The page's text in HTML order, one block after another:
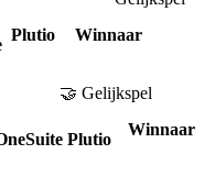
Plutio
Winnaar
🤝 Gelijkspel
Plutio
Winnaar